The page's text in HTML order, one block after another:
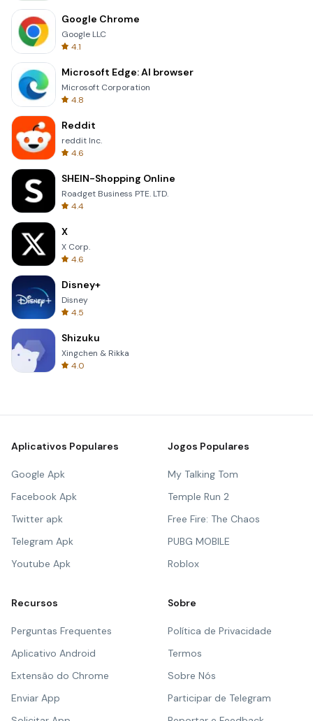
Google Chrome
Google LLC
4.1
Microsoft Edge: AI browser
Microsoft Corporation
4.8
Reddit
reddit Inc.
4.6
SHEIN-Shopping Online
Roadget Business PTE. LTD.
4.4
X
X Corp.
4.6
Disney+
Disney
4.5
Shizuku
Xingchen & Rikka
4.0
Aplicativos Populares
Google Apk
Facebook Apk
Twitter apk
Telegram Apk
Youtube Apk
Jogos Populares
My Talking Tom
Temple Run 2
Free Fire: The Chaos
PUBG MOBILE
Roblox
Recursos
Perguntas Frequentes
Aplicativo Android
Extensão do Chrome
Enviar App
Sobre
Política de Privacidade
Termos
Sobre Nós
Participar de Telegram